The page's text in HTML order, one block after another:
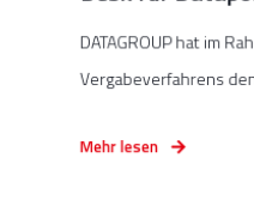
DATAGROUP hat im
Vergabeverfahrens
Mehr lesen